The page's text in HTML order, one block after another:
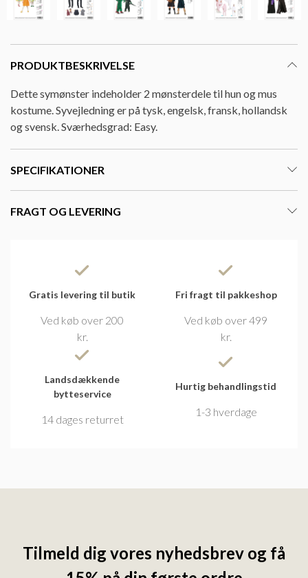
PRODUKTBESKRIVELSE
Dette symønster indeholder 2 mønsterdele til hun og mus
kostume. Syvejledning er på tysk, engelsk, fransk, hollandsk
og svensk. Sværhedsgrad: Easy.
SPECIFIKATIONER
FRAGT OG LEVERING
Gratis levering til butik
Ved køb over 200
kr.
Fri fragt til pakkeshop
Ved køb over 499
kr.
Landsdækkende
bytteservice
14 dages returret
Hurtig behandlingstid
1-3 hverdage
Tilmeld dig vores nyhedsbrev og få